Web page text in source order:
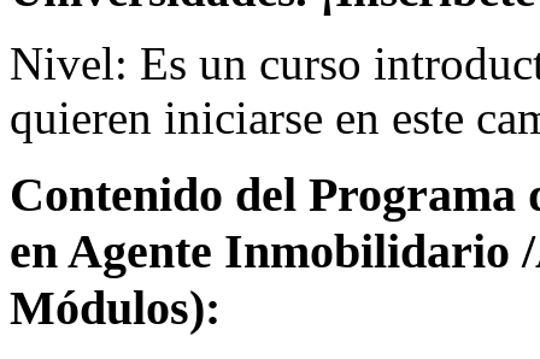
Nivel: Es un curso
quieren iniciarse en este
Contenido del Programa
en Agente Inmobilidario /
Módulos):